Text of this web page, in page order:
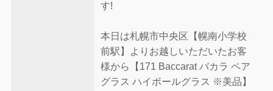
す!
本日は札幌市中央区【幌南小学校
前駅】よりお越しいただいたお客
様から【171 Baccarat バカラ ペア
グラス ハイボールグラス ※美品】